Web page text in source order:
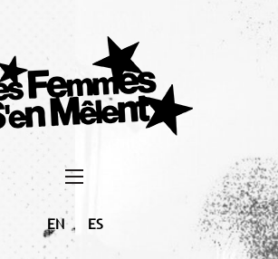
EN ES